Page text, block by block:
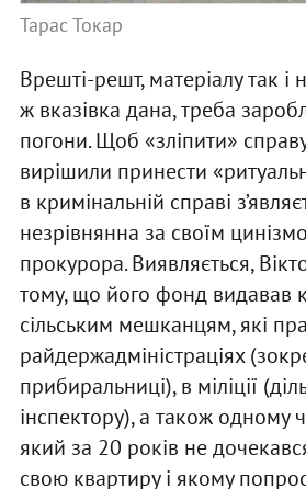
Тарас Токар
Врешті-решт, матеріалу так і
ж вказівка дана, треба
погони. Щоб «зліпити»
вирішили принести
в кримінальній справі
незрівнянна за своїм
прокурора. Виявляється,
тому, що його фонд видавав
сільським мешканцям, які
райдержадміністраціях
прибиральниці), в міліції
інспектору), а також одному
який за 20 років не
свою квартиру і якому